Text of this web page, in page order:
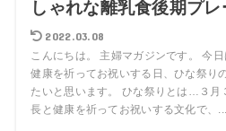
しゃれな離乳食後期プレ
2022.03.08
こんにちは。 主婦マガジンです。 今
健康を祈ってお祝いする日、ひな祭り
たいと思います。 ひな祭りとは…３月
長と健康を祈ってお祝いする文化で、...